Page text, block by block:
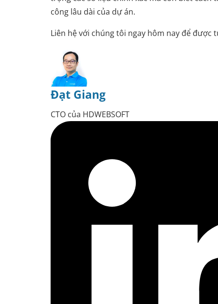
công lâu dài của dự án.
Liên hệ với chúng tôi ngay hôm nay để được
Đạt Giang
CTO của HDWEBSOFT